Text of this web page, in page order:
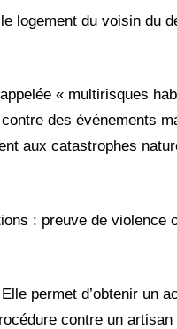
logement du voisin du
« multirisques
des événements
aux catastrophes
: preuve de violence
permet d’obtenir un
contre un